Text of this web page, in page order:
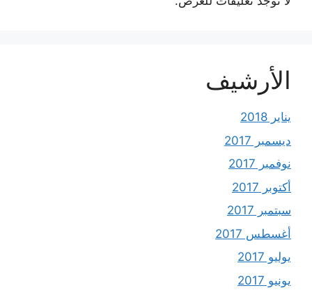
الأرشيف
يناير 2018
ديسمبر 2017
نوفمبر 2017
أكتوبر 2017
سبتمبر 2017
أغسطس 2017
يوليو 2017
يونيو 2017